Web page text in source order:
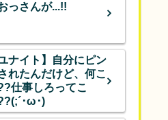
っさんが...!!
ユナイト】自分にピン
れたんだけど、何こ
仕事しろってこ
･ω･)